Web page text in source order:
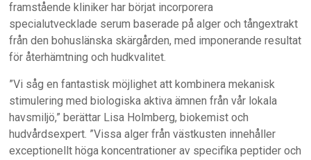
framstående kliniker har börjat incorporera
specialutvecklade serum baserade på alger och tångextrakt
från den bohuslänska skärgården, med imponerande resultat
för återhämtning och hudkvalitet.
”Vi såg en fantastisk möjlighet att kombinera mekanisk
stimulering med biologiska aktiva ämnen från vår lokala
havsmiljö,” berättar Lisa Holmberg, biokemist och
hudvårdsexpert. ”Vissa alger från västkusten innehåller
exceptionellt höga koncentrationer av specifika peptider och